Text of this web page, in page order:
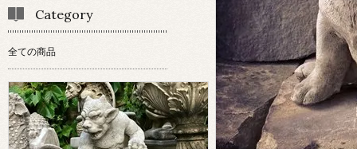
Category
全ての商品